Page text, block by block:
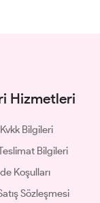
Hizmetleri
Bilgileri
Bilgileri
Koşulları
Sözleşmesi